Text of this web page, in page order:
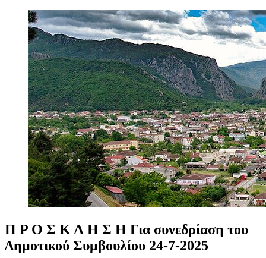
Π Ρ Ο Σ Κ Λ Η Σ Η Για συνεδρίαση του
Δημοτικού Συμβουλίου 24-7-2025